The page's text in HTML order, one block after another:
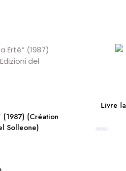
(Création
Solleone)
Livre